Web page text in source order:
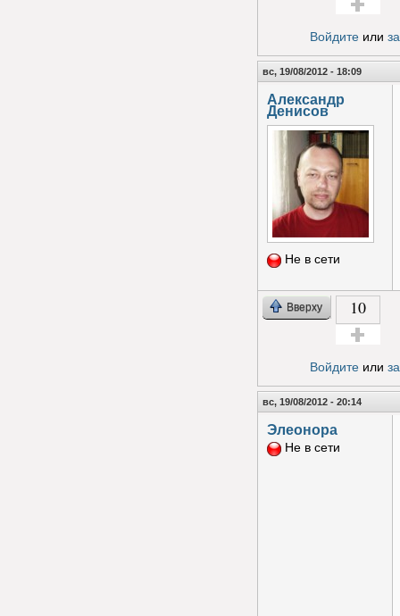
Войдитеили
вс, 19/08/2012 - 18:09
Александр
Денисов
Не в сети
Вверху 10
Войдитеили
вс, 19/08/2012 - 20:14
Элеонора
Не в сети